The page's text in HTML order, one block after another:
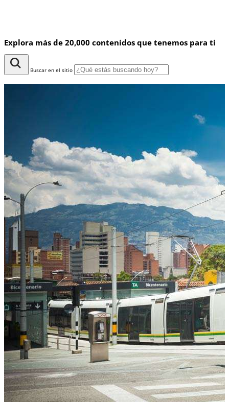
Explora más de 20,000 contenidos que tenemos para ti
Buscar en el sitio